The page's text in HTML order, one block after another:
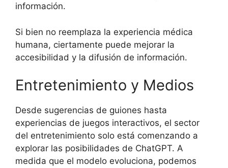
información.
Si bien no reemplaza la experiencia médica
humana, ciertamente puede mejorar la
accesibilidad y la difusión de información.
Entretenimiento y Medios
Desde sugerencias de guiones hasta
experiencias de juegos interactivos, el sector
del entretenimiento solo está comenzando a
explorar las posibilidades de ChatGPT. A
medida que el modelo evoluciona, podemos